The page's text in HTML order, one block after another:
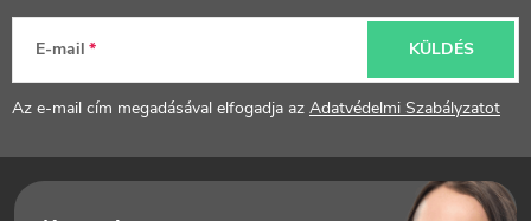
é
E-mail
Az e-mail cím megadásával elfogadja az Adatvédelmi Szabályzatot
KÜLDÉS